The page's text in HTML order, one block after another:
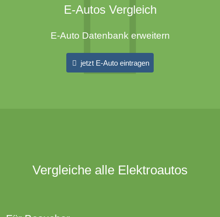
E-Autos Vergleich
E-Auto Datenbank erweitern
jetzt E-Auto eintragen
Vergleiche alle Elektroautos